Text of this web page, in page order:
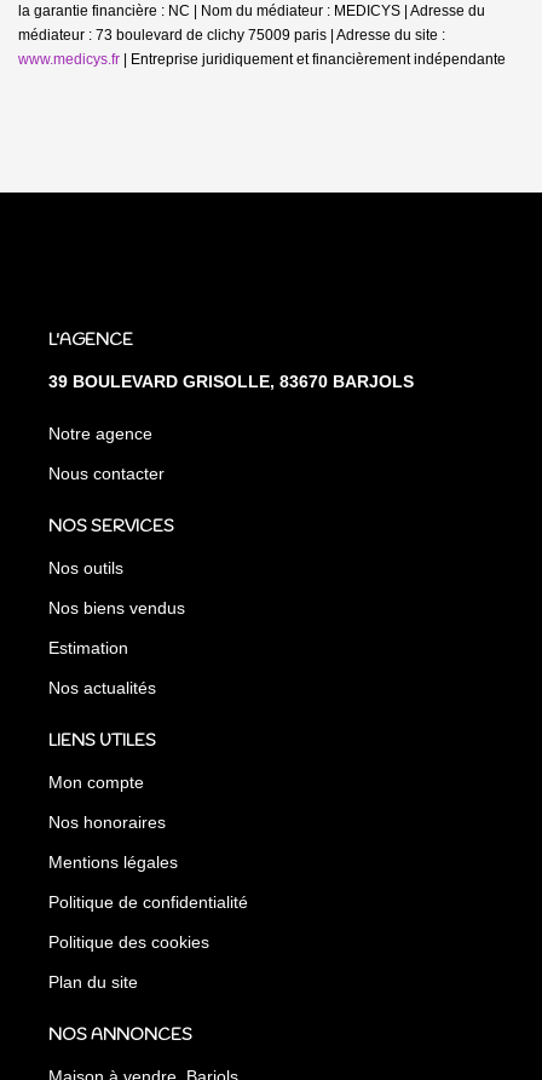
la garantie financière : NC | Nom du médiateur : MEDICYS | Adresse du
médiateur : 73 boulevard de clichy 75009 paris | Adresse du site :
www.medicys.fr | Entreprise juridiquement et financièrement indépendante
L'AGENCE
39 BOULEVARD GRISOLLE, 83670 BARJOLS
Notre agence
Nous contacter
NOS SERVICES
Nos outils
Nos biens vendus
Estimation
Nos actualités
LIENS UTILES
Mon compte
Nos honoraires
Mentions légales
Politique de confidentialité
Politique des cookies
Plan du site
NOS ANNONCES